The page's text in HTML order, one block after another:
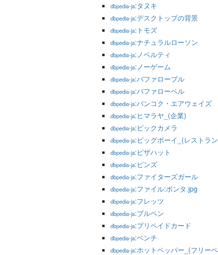
dbpedia-ja:タヌキ
dbpedia-ja:デスクトップの背景
dbpedia-ja:トモズ
dbpedia-ja:ナチュラルローソン
dbpedia-ja:ノベルティ
dbpedia-ja:ノーゲーム
dbpedia-ja:バファローブル
dbpedia-ja:バファローベル
dbpedia-ja:バンコク・エアウェイズ
dbpedia-ja:ヒマラヤ_(企業)
dbpedia-ja:ビックカメラ
dbpedia-ja:ビッグボーイ_(レストラ
dbpedia-ja:ピザハット
dbpedia-ja:ピンズ
dbpedia-ja:ファイターズガール
dbpedia-ja:ファイル:ポンタ.jpg
dbpedia-ja:フレッツ
dbpedia-ja:ブルペン
dbpedia-ja:プリペイドカード
dbpedia-ja:ベンチ
dbpedia-ja:ホットペッパー_(フリー